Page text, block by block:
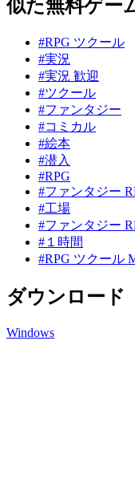
似た無料ゲー
#RPG ツクール
#実況
#実況 歓迎
#ツクール
#ファンタジー
#コミカル
#絵本
#潜入
#RPG
#ファンタジー
#工場
#ファンタジー
#１時間
#RPG ツクール
ダウンロード
Windows